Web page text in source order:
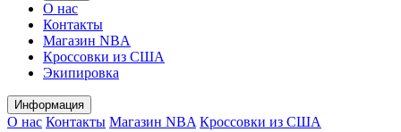
О нас
Контакты
Магазин NBA
Кроссовки из США
Экипировка
Информация
О нас Контакты Магазин NBA Кроссовки из США